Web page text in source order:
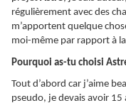
régulièrement avec des
m’apportent quelque
moi-même par rapport à
Pourquoi as-tu choisi
Tout d’abord car j’aime
pseudo, je devais avoir